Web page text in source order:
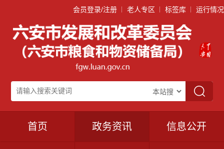
会员登录/注册 老人专区 标签库 运行情况
首页 政务资讯 信息公开